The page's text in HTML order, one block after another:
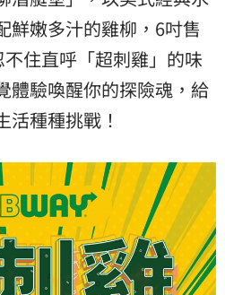
鮮嫩多汁的雞柳，6吋售
住直呼「超刺雞」的味
體驗喚醒你的探險魂，給
活種種挑戰！